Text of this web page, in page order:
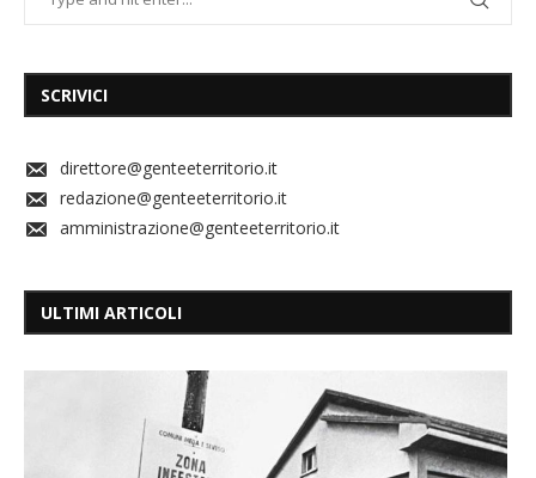
SCRIVICI
direttore@genteeterritorio.it
redazione@genteeterritorio.it
amministrazione@genteeterritorio.it
ULTIMI ARTICOLI